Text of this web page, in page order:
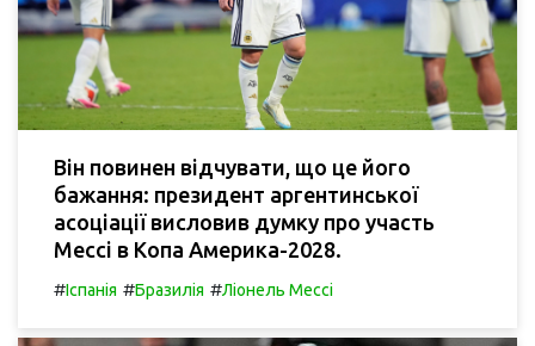
Він повинен відчувати, що це його
бажання: президент аргентинської
асоціації висловив думку про участь
Мессі в Копа Америка-2028.
#Іспанія #Бразилія #Ліонель Мессі